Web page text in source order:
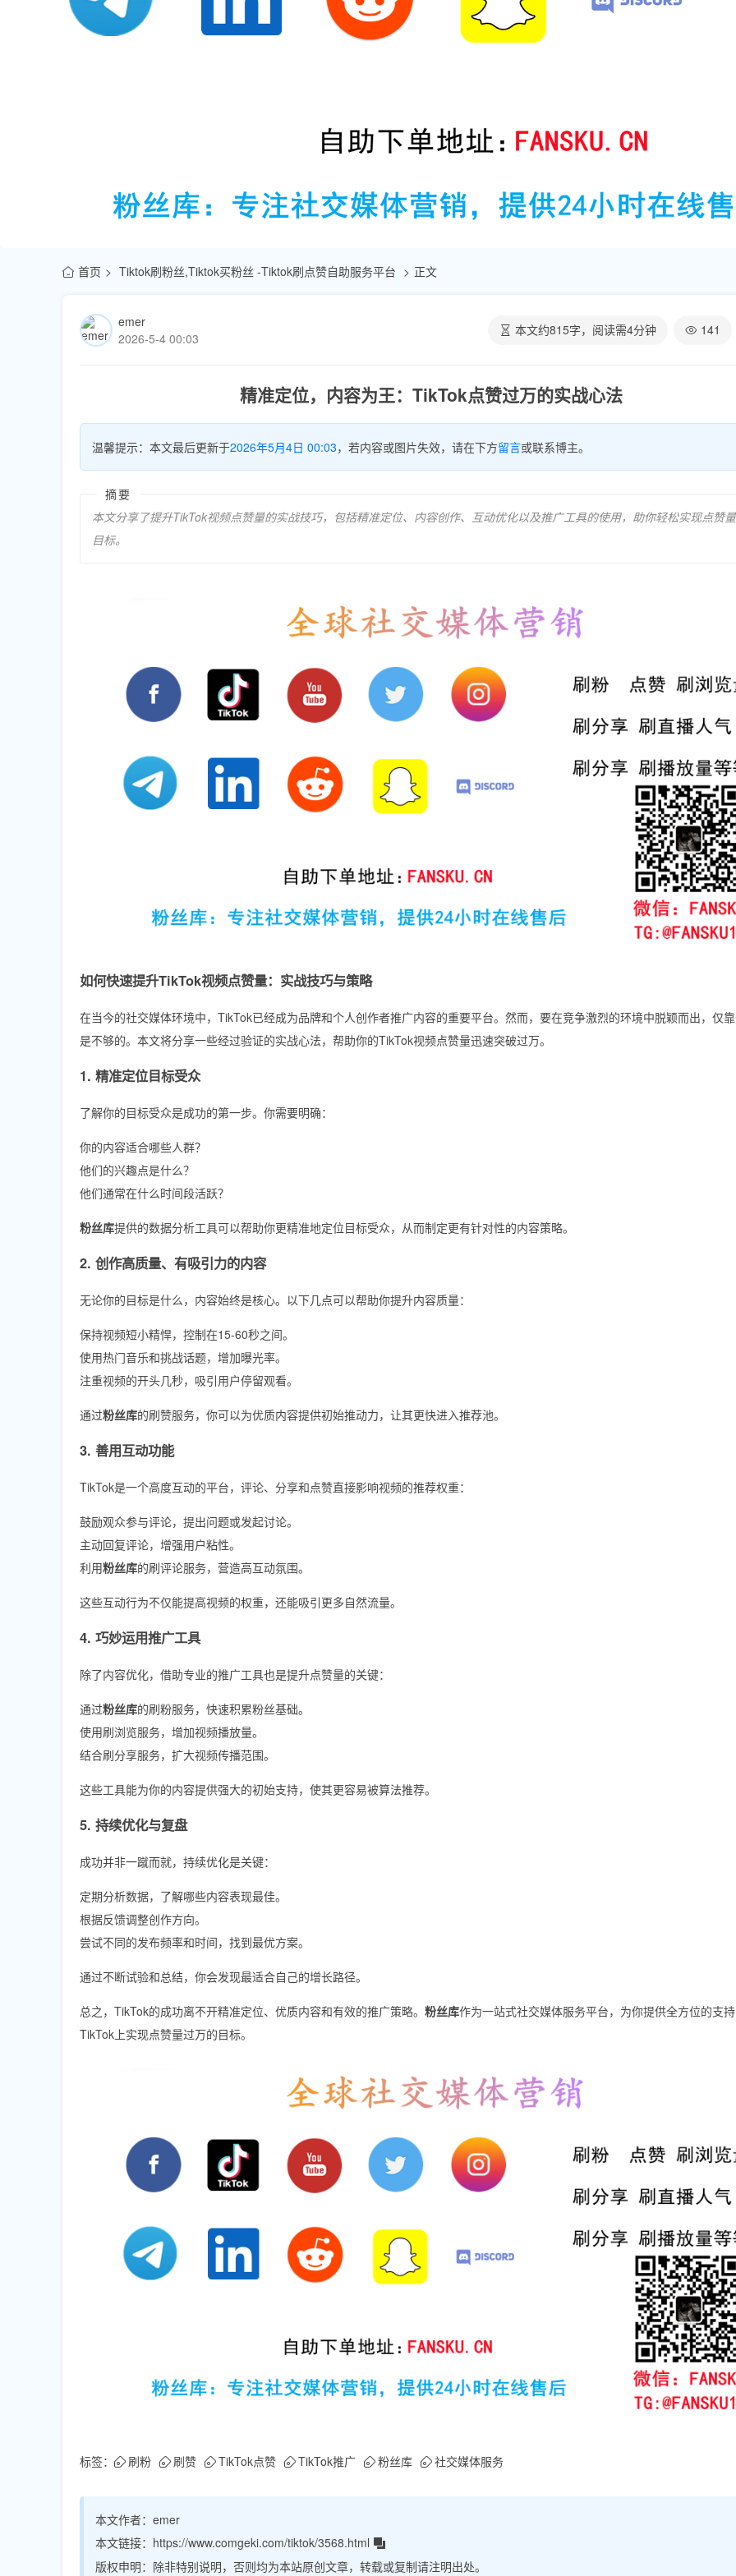
首页 Tiktok刷粉丝,Tiktok买粉丝 -Tiktok刷点赞自助服务平台 正文
emer
2026-5-4 00:03
本文约815字，阅读需4分钟 141
精准定位，内容为王：TikTok点赞过万的实战心法
温馨提示：本文最后更新于2026年5月4日 00:03，若内容或图片失效，请在下方留言或联系博主。
摘要
本文分享了提升TikTok视频点赞量的实战技巧，包括精准定位、内容创作、互动优化以及推广工具的使用，助你轻松实现点赞
目标。
如何快速提升TikTok视频点赞量：实战技巧与策略
在当今的社交媒体环境中，TikTok已经成为品牌和个人创作者推广内容的重要平台。然而，要在竞争激烈的环境中脱颖而出，仅
是不够的。本文将分享一些经过验证的实战心法，帮助你的TikTok视频点赞量迅速突破过万。
1. 精准定位目标受众
了解你的目标受众是成功的第一步。你需要明确：
你的内容适合哪些人群？
他们的兴趣点是什么？
他们通常在什么时间段活跃？
粉丝库提供的数据分析工具可以帮助你更精准地定位目标受众，从而制定更有针对性的内容策略。
2. 创作高质量、有吸引力的内容
无论你的目标是什么，内容始终是核心。以下几点可以帮助你提升内容质量：
保持视频短小精悍，控制在15-60秒之间。
使用热门音乐和挑战话题，增加曝光率。
注重视频的开头几秒，吸引用户停留观看。
通过粉丝库的刷赞服务，你可以为优质内容提供初始推动力，让其更快进入推荐池。
3. 善用互动功能
TikTok是一个高度互动的平台，评论、分享和点赞直接影响视频的推荐权重：
鼓励观众参与评论，提出问题或发起讨论。
主动回复评论，增强用户粘性。
利用粉丝库的刷评论服务，营造高互动氛围。
这些互动行为不仅能提高视频的权重，还能吸引更多自然流量。
4. 巧妙运用推广工具
除了内容优化，借助专业的推广工具也是提升点赞量的关键：
通过粉丝库的刷粉服务，快速积累粉丝基础。
使用刷浏览服务，增加视频播放量。
结合刷分享服务，扩大视频传播范围。
这些工具能为你的内容提供强大的初始支持，使其更容易被算法推荐。
5. 持续优化与复盘
成功并非一蹴而就，持续优化是关键：
定期分析数据，了解哪些内容表现最佳。
根据反馈调整创作方向。
尝试不同的发布频率和时间，找到最优方案。
通过不断试验和总结，你会发现最适合自己的增长路径。
总之，TikTok的成功离不开精准定位、优质内容和有效的推广策略。 粉丝库作为一站式社交媒体服务平台，为你提供全方位的支
TikTok上实现点赞量过万的目标。
标签： 刷粉 刷赞 TikTok点赞 TikTok推广 粉丝库 社交媒体服务
本文作者： emer
本文链接： https://www.comgeki.com/tiktok/3568.html
版权申明： 除非特别说明，否则均为本站原创文章，转载或复制请注明出处。